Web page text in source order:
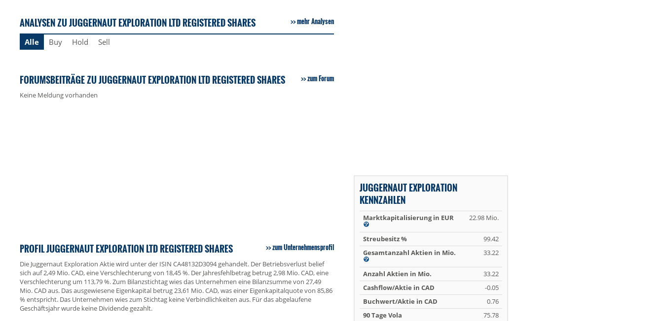
ANALYSEN ZU JUGGERNAUT EXPLORATION LTD REGISTERED SHARES mehr Analysen
Alle Buy Hold Sell
FORUMSBEITRÄGE ZU JUGGERNAUT EXPLORATION LTD REGISTERED SHARES zum Forum
Keine Meldung vorhanden
PROFIL JUGGERNAUT EXPLORATION LTD REGISTERED SHARES zum Unternehmensprofil
Die Juggernaut Exploration Aktie wird unter der ISIN CA48132D3094 gehandelt. Der Betriebsverlust belief
sich auf 2,49 Mio. CAD, eine Verschlechterung von 18,45 %. Der Jahresfehlbetrag betrug 2,98 Mio. CAD, eine
Verschlechterung um 113,79 %. Zum Bilanzstichtag wies das Unternehmen eine Bilanzsumme von 27,49
Mio. CAD aus. Das ausgewiesene Eigenkapital betrug 23,61 Mio. CAD, was einer Eigenkapitalquote von 85,86
% entspricht. Das Unternehmen wies zum Stichtag keine Verbindlichkeiten aus. Für das abgelaufene
Geschäftsjahr wurde keine Dividende gezahlt.
JUGGERNAUT EXPLORATION
KENNZAHLEN
Marktkapitalisierung in EUR 22.98 Mio.
Streubesitz %
99.42
Gesamtanzahl Aktien in Mio.
33.22
Anzahl Aktien in Mio.
33.22
Cashflow/Aktie in CAD
-0.05
Buchwert/Aktie in CAD
0.76
90 Tage Vola
75.78